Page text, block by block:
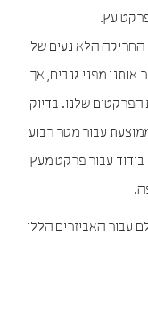
החריקה הלא נעים של
מפני גנבים, אך
שלנו. בדיוק
עבור מטר רבוע
ספוג בידוד עבור פרקט מעץ
עבור האביזרים הללו